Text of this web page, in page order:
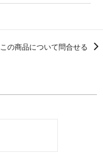
この商品について問合せる